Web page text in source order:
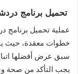
تحميل برنامج
عملية تحميل برنامج
خطوات معقدة، حيث
سبق عرض أفضلها
يجب التأكد من صحة